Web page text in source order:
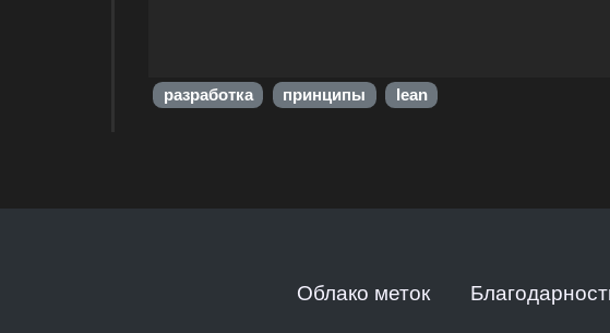
разработка принципы lean
Облако меток